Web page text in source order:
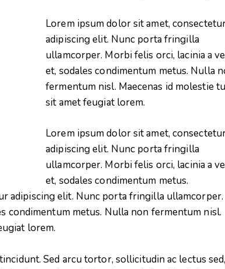
Lorem ipsum dolor sit amet,
adipiscing elit. Nunc porta fringilla
ullamcorper. Morbi felis orci, lacinia a
et, sodales condimentum metus. Nulla
fermentum nisl. Maecenas id molestie
sit amet feugiat lorem.
Lorem ipsum dolor sit amet,
adipiscing elit. Nunc porta fringilla
ullamcorper. Morbi felis orci, lacinia a
et, sodales condimentum metus.
adipiscing elit. Nunc porta fringilla ullamcorper.
condimentum metus. Nulla non fermentum nisl.
lorem.
Sed arcu tortor, sollicitudin ac lectus sed,